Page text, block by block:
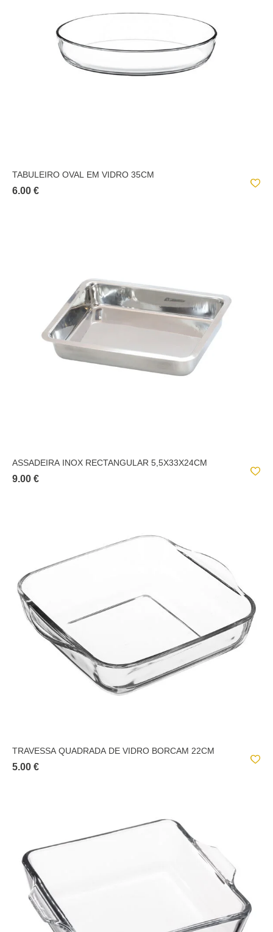
TABULEIRO OVAL EM VIDRO 35CM
6.00 €
ASSADEIRA INOX RECTANGULAR 5,5X33X24CM
9.00 €
TRAVESSA QUADRADA DE VIDRO BORCAM 22CM
5.00 €